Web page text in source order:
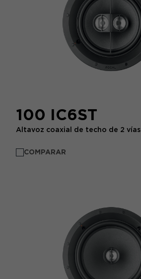
100 IC6ST
Altavoz coaxial de techo de 2 vías
COMPARAR